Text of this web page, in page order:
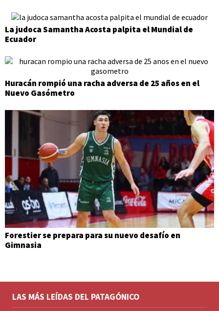
La judoca Samantha Acosta palpita el Mundial de
Ecuador
Huracán rompió una racha adversa de 25 años en el
Nuevo Gasómetro
Forestier se prepara para su nuevo desafío en
Gimnasia
LAS MÁS LEÍDAS DEL PATAGÓNICO